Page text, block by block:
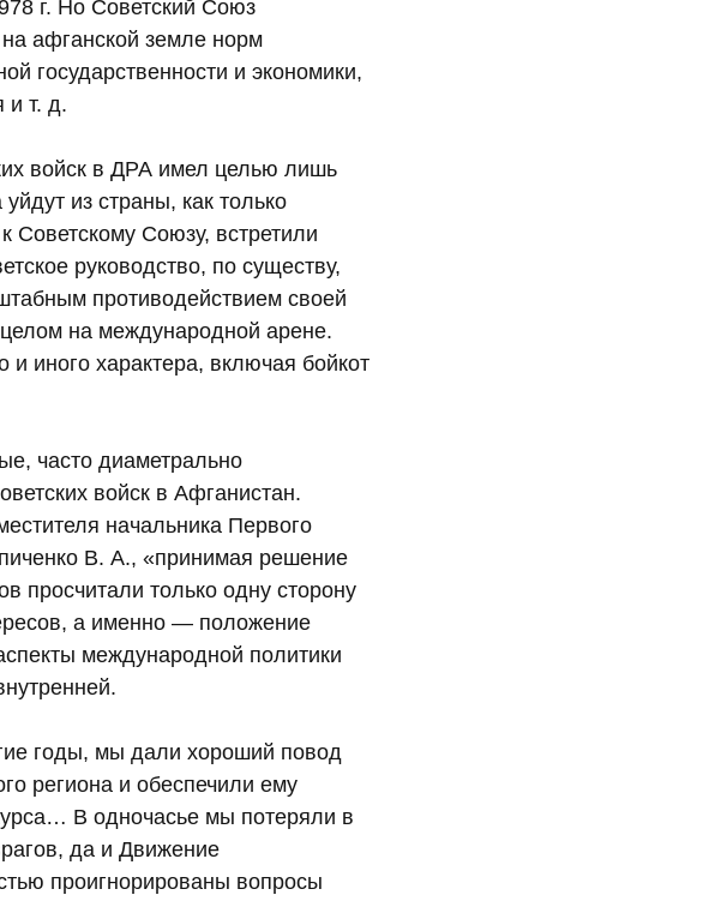
г. Но Советский Союз
афганской земле норм
государственности и экономики,
и т. д.
войск в ДРА имел целью лишь
из страны, как только
Советскому Союзу, встретили
руководство, по существу,
противодействием своей
на международной арене.
иного характера, включая бойкот
часто диаметрально
войск в Афганистан.
начальника Первого
В. А., «принимая решение
просчитали только одну сторону
а именно — положение
международной политики
годы, мы дали хороший повод
региона и обеспечили ему
В одночасье мы потеряли в
да и Движение
проигнорированы вопросы